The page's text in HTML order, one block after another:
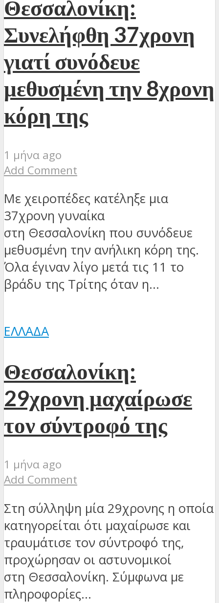
Θεσσαλονίκη:
Συνελήφθη 37χρονη
γιατί συνόδευε
μεθυσμένη την 8χρονη
κόρη της
1 μήνα ago
Add Comment
Με χειροπέδες κατέληξε μια
37χρονη γυναίκα
στη Θεσσαλονίκη που συνόδευε
μεθυσμένη την ανήλικη κόρη της.
Όλα έγιναν λίγο μετά τις 11 το
βράδυ της Τρίτης όταν η...
ΕΛΛΆΔΑ
Θεσσαλονίκη:
29χρονη μαχαίρωσε
τον σύντροφό της
1 μήνα ago
Add Comment
Στη σύλληψη μία 29χρονης η οποία
κατηγορείται ότι μαχαίρωσε και
τραυμάτισε τον σύντροφό της,
προχώρησαν οι αστυνομικοί
στη Θεσσαλονίκη. Σύμφωνα με
πληροφορίες...